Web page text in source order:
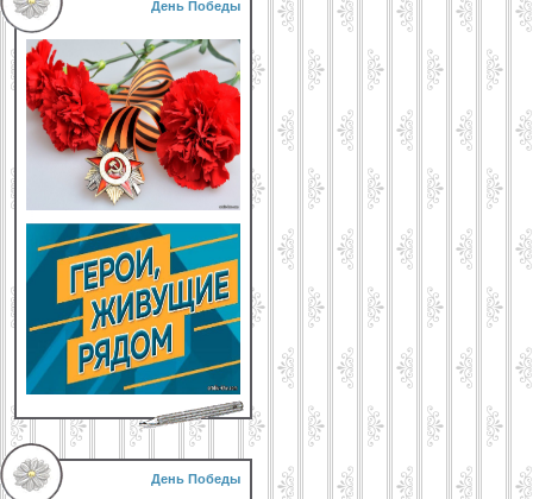
День Победы
День Победы